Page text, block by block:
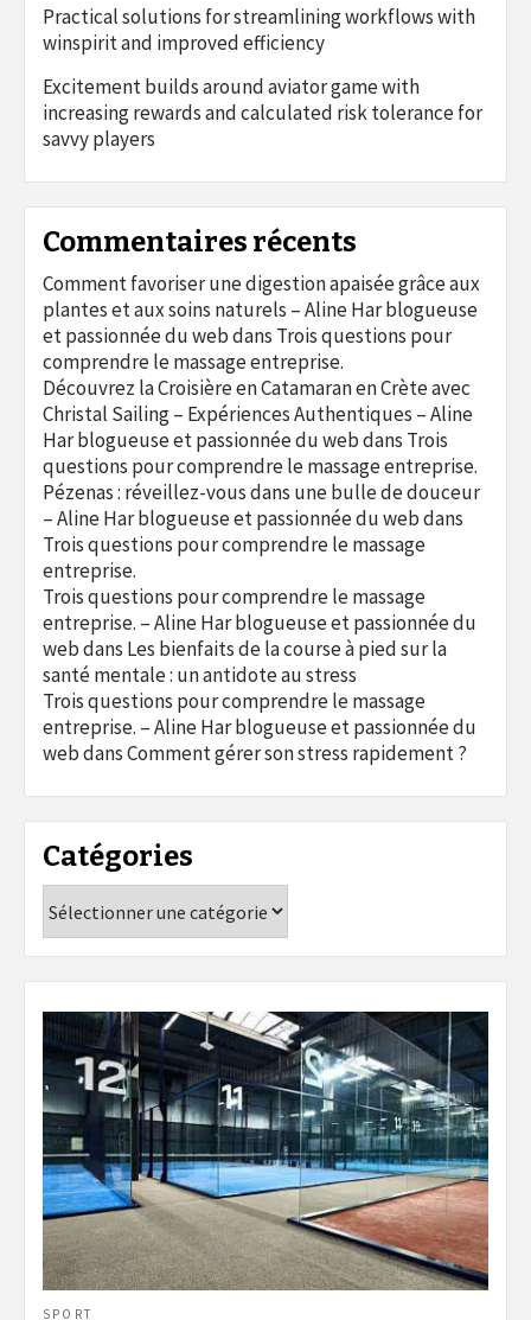
Practical solutions for streamlining workflows with
winspirit and improved efficiency
Excitement builds around aviator game with
increasing rewards and calculated risk tolerance for
savvy players
Commentaires récents
Comment favoriser une digestion apaisée grâce aux
plantes et aux soins naturels – Aline Har blogueuse
et passionnée du webdans Trois questions pour
comprendre le massage entreprise.
Découvrez la Croisière en Catamaran en Crète avec
Christal Sailing – Expériences Authentiques – Aline
Har blogueuse et passionnée du webdans Trois
questions pour comprendre le massage entreprise.
Pézenas : réveillez-vous dans une bulle de douceur
– Aline Har blogueuse et passionnée du webdans
Trois questions pour comprendre le massage
entreprise.
Trois questions pour comprendre le massage
entreprise. – Aline Har blogueuse et passionnée du
webdans Les bienfaits de la course à pied sur la
santé mentale : un antidote au stress
Trois questions pour comprendre le massage
entreprise. – Aline Har blogueuse et passionnée du
webdansComment gérer son stress rapidement ?
Catégories
SPORT